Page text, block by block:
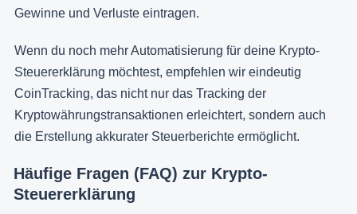
Gewinne und Verluste eintragen.
Wenn du noch mehr Automatisierung für deine Krypto-
Steuererklärung möchtest, empfehlen wir eindeutig
CoinTracking, das nicht nur das Tracking der
Kryptowährungstransaktionen erleichtert, sondern auch
die Erstellung akkurater Steuerberichte ermöglicht.
Häufige Fragen (FAQ) zur Krypto-
Steuererklärung